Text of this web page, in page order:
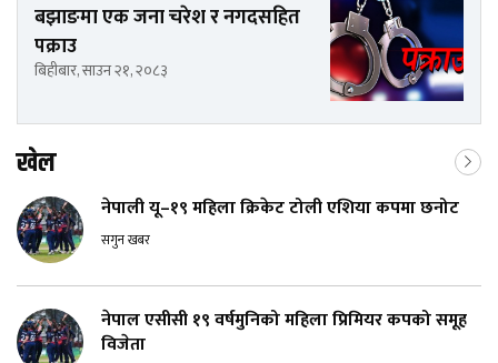
बझाङमा एक जना चरेश र नगदसहित
पक्राउ
बिहीबार, साउन २१, २०८३
खेल
नेपाली यू–१९ महिला क्रिकेट टोली एशिया कपमा छनोट
सगुन खबर
नेपाल एसीसी १९ वर्षमुनिको महिला प्रिमियर कपको समूह
विजेता